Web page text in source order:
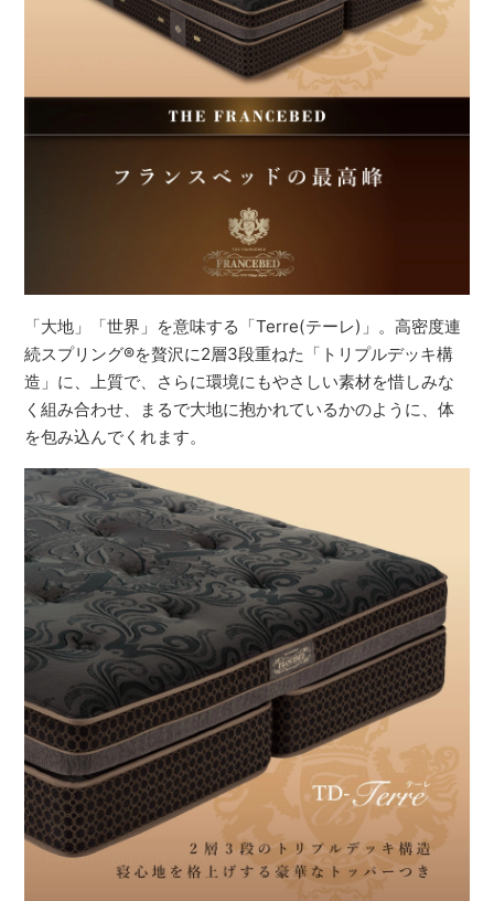
「大地」「世界」を意味する「Terre(テーレ)」。高密度連
続スプリング®を贅沢に2層3段重ねた「トリプルデッキ構
造」に、上質で、さらに環境にもやさしい素材を惜しみな
く組み合わせ、まるで大地に抱かれているかのように、体
を包み込んでくれます。